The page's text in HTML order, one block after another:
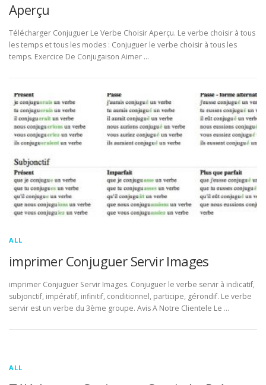
Aperçu
Télécharger Conjuguer Le Verbe Choisir Aperçu. Le verbe choisir à tous
les temps et tous les modes : Conjuguer le verbe choisir à tous les
temps. Exercice De Conjugaison Aimer …
ALL
imprimer Conjuguer Servir Images
imprimer Conjuguer Servir Images. Conjuguer le verbe servir à indicatif,
subjonctif, impératif, infinitif, conditionnel, participe, gérondif. Le verbe
servir est un verbe du 3ème groupe. Avis A Notre Clientele Le …
ALL